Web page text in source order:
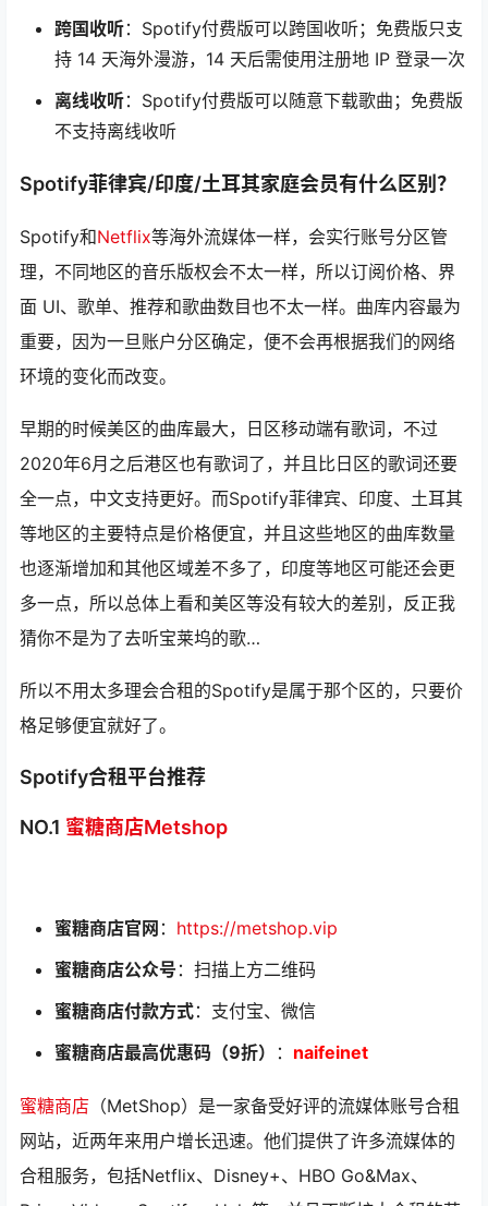
跨国收听：Spotify付费版可以跨国收听；免费版只支
持 14 天海外漫游，14 天后需使用注册地 IP 登录一次
离线收听：Spotify付费版可以随意下载歌曲；免费版
不支持离线收听
Spotify菲律宾/印度/土耳其家庭会员有什么区别？
Spotify和Netflix等海外流媒体一样，会实行账号分区管
理，不同地区的音乐版权会不太一样，所以订阅价格、界
面 UI、歌单、推荐和歌曲数目也不太一样。曲库内容最为
重要，因为一旦账户分区确定，便不会再根据我们的网络
环境的变化而改变。
早期的时候美区的曲库最大，日区移动端有歌词，不过
2020年6月之后港区也有歌词了，并且比日区的歌词还要
全一点，中文支持更好。而Spotify菲律宾、印度、土耳其
等地区的主要特点是价格便宜，并且这些地区的曲库数量
也逐渐增加和其他区域差不多了，印度等地区可能还会更
多一点，所以总体上看和美区等没有较大的差别，反正我
猜你不是为了去听宝莱坞的歌…
所以不用太多理会合租的Spotify是属于那个区的，只要价
格足够便宜就好了。
Spotify合租平台推荐
NO.1 蜜糖商店Metshop
蜜糖商店官网 ： https://metshop.vip
蜜糖商店公众号 ：扫描上方二维码
蜜糖商店付款方式：支付宝、微信
蜜糖商店最高优惠码（9折）
： naifeinet
蜜糖商店 （MetShop）是一家备受好评的流媒体账号合租
网站，近两年来用户增长迅速。他们提供了许多流媒体的
合租服务，包括Netflix、Disney+、HBO Go&Max、